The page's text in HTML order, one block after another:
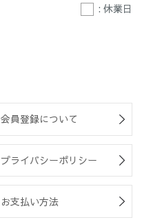
: 休業日
会員登録について
プライバシーポリシー
お支払い方法